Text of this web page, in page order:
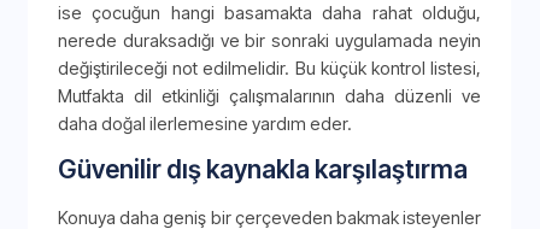
ise çocuğun hangi basamakta daha rahat olduğu,
nerede duraksadığı ve bir sonraki uygulamada neyin
değiştirileceği not edilmelidir. Bu küçük kontrol listesi,
Mutfakta dil etkinliği çalışmalarının daha düzenli ve
daha doğal ilerlemesine yardım eder.
Güvenilir dış kaynakla karşılaştırma
Konuya daha geniş bir çerçeveden bakmak isteyenler